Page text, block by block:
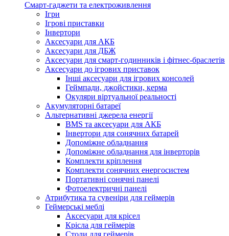
Смарт-гаджети та електроживлення
Ігри
Ігрові приставки
Інвертори
Аксесуари для АКБ
Аксесуари для ДБЖ
Аксесуари для смарт-годинників і фітнес-браслетів
Аксесуари до ігрових приставок
Інші аксесуари для ігрових консолей
Геймпади, джойстики, керма
Окуляри віртуальної реальності
Акумуляторні батареї
Альтернативні джерела енергії
BMS та аксесуари для АКБ
Інвертори для сонячних батарей
Допоміжне обладнання
Допоміжне обладнання для інверторів
Комплекти кріплення
Комплекти сонячних енергосистем
Портативні сонячні панелі
Фотоелектричні панелі
Атрибутика та сувеніри для геймерів
Геймерські меблі
Аксесуари для крісел
Крісла для геймерів
Столи для геймерів